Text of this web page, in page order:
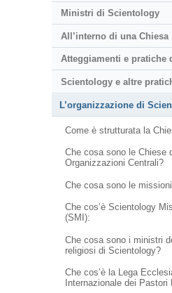
Ministri di Scientology
All’interno di una Chiesa
Atteggiamenti e pratiche
Scientology e altre
L’organizzazione di
Come è strutturata la
Che cosa sono le Chiese
Organizzazioni Centrali?
Che cosa sono le
Che cos’è Scientology
(SMI):
Che cosa sono i ministri
religiosi di Scientology?
Che cos’è la Lega
Internazionale dei